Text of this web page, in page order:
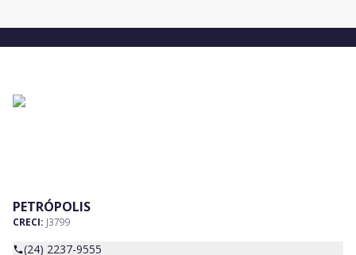
PETRÓPOLIS
CRECI: J3799
(24) 2237-9555